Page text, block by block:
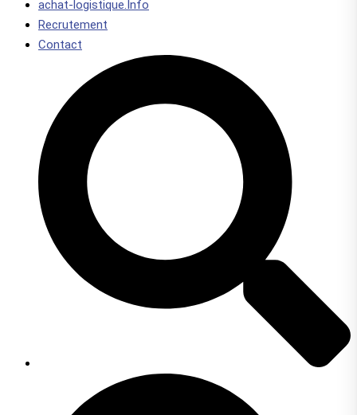
achat-logistique.Info
Recrutement
Contact